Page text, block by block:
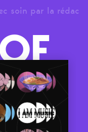
soin par la rédac